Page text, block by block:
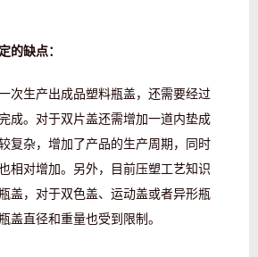
的缺点：
次生产出成品塑料瓶盖，还需要经过
成。对于双片盖还需增加一道内垫成
复杂，增加了产品的生产周期，同时
相对增加。另外，目前压塑工艺知识
盖，对于双色盖、运动盖或者异形瓶
盖直径和重量也受到限制。